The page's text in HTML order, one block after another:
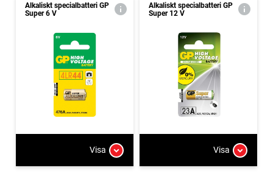
Alkaliskt specialbatteri GP
Super 6 V
Visa
Alkaliskt specialbatteri GP
Super 12 V
Visa